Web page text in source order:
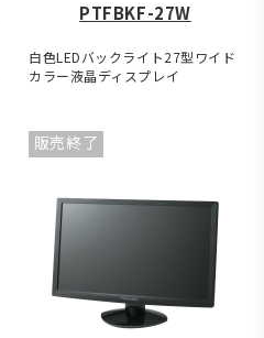
PTFBKF-27W
白色LEDバックライト27型ワイド
カラー液晶ディスプレイ
販売終了